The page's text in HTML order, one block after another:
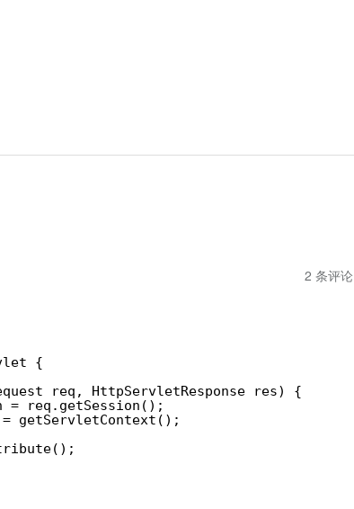
2 条评论
{
req, HttpServletResponse res) {
= req.getSession();
getServletContext();